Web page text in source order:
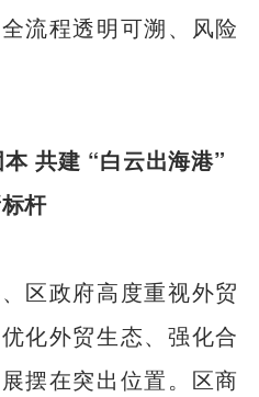
流程透明可溯、风险
共建 “白云出海港”
杆
区政府高度重视外贸
化外贸生态、强化合
摆在突出位置。区商